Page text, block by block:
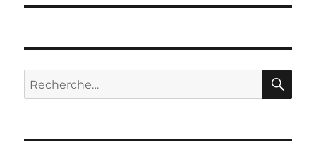
Recherche
pour :